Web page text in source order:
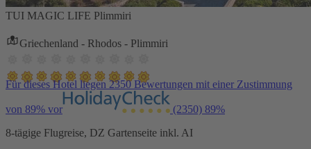
TUI MAGIC LIFE Plimmiri
Griechenland - Rhodos - Plimmiri
Für dieses Hotel liegen 2350 Bewertungen mit einer Zustimmung
von 89% vor (2350) 89%
8-tägige Flugreise, DZ Gartenseite inkl. AI